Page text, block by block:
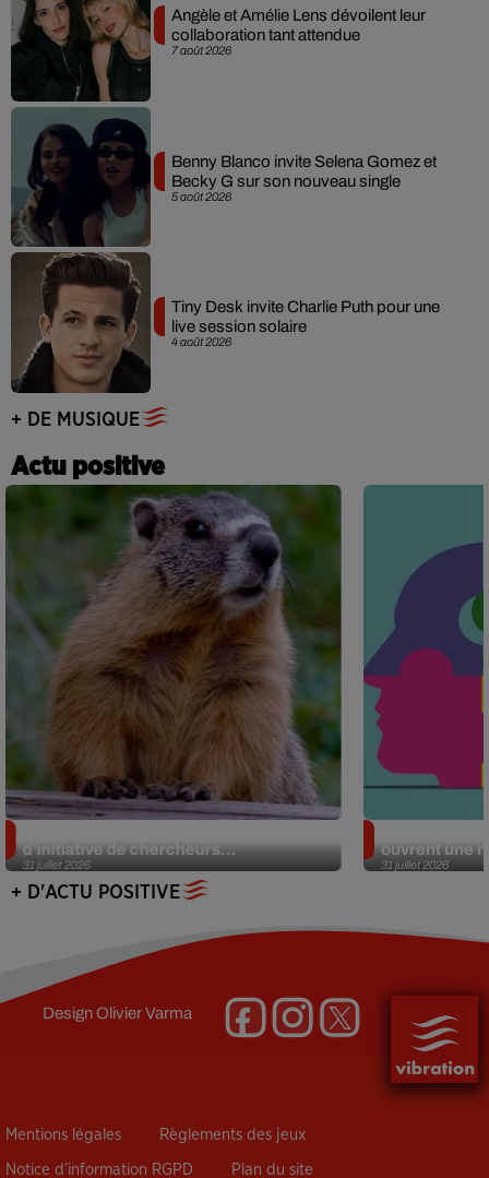
7 août 2026
Angèle et Amélie Lens dévoilent leur
collaboration tant attendue
5 août 2026
Benny Blanco invite Selena Gomez et
Becky G sur son nouveau single
4 août 2026
Tiny Desk invite Charlie Puth pour une
live session solaire
+ DE MUSIQUE
Actu positive
31 juillet 2026
d’initiative de chercheurs...
31 juillet 2026
ouvrent une
+ D'ACTU POSITIVE
DesignOlivier Varma
Mentions légales Règlements des jeux
Notice d’information RGPD Plan du site